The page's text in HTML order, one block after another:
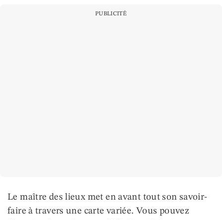
PUBLICITÉ
Le maître des lieux met en avant tout son savoir-
faire à travers une carte variée. Vous pouvez